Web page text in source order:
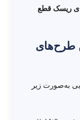
ریسک قطع
طرح‌های
به‌صورت زیر